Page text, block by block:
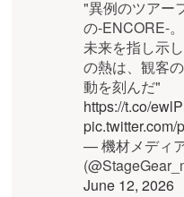
"異例のツアー
の-ENCORE-
未来を指し示
の熱は、観客
動を刻んだ"
https://t.co/
pic.twitter.com/
— 機材メディ
June 12, 2026